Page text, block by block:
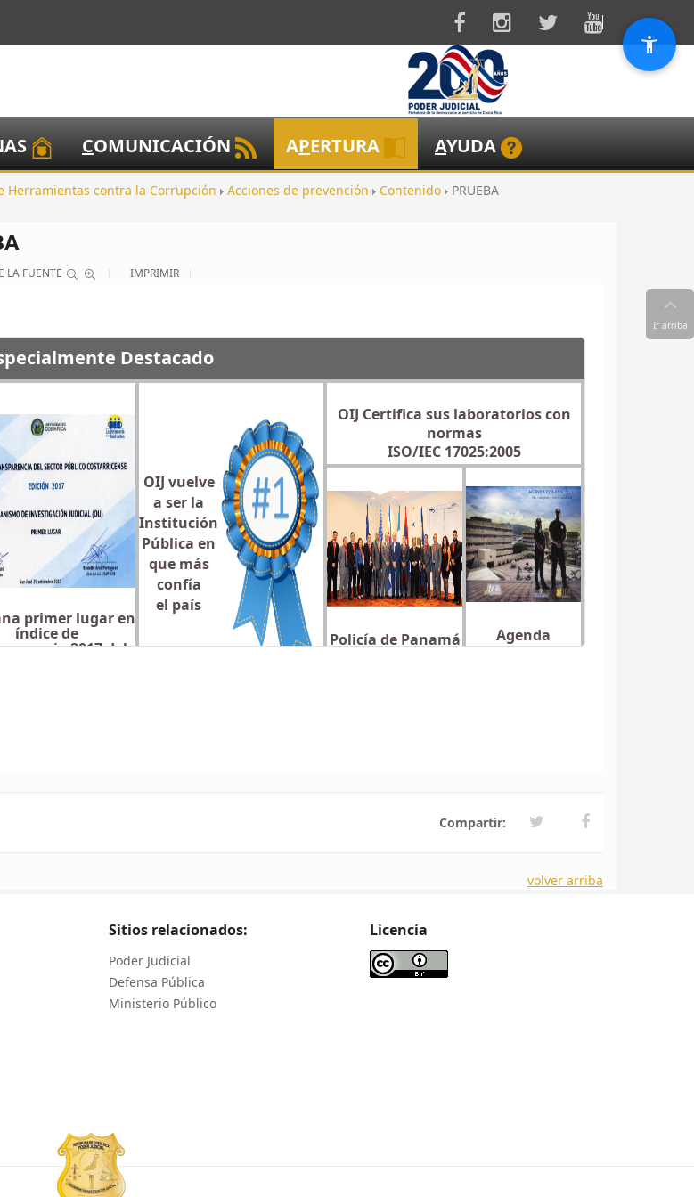
COMUNICACIÓN APERTURA AYUDA
Herramientas contra la Corrupción Acciones de prevención Contenido PRUEBA
LA FUENTE IMPRIMIR
Destacado
primer lugar en
índice de
2017 del
OIJ vuelve
a ser la
Institución
Pública en
que más
confía
el país
OIJ Certifica sus laboratorios con
normas
ISO/IEC 17025:2005
Policía de Panamá
Agenda
Compartir:
volver arriba
Sitios relacionados:
Poder Judicial
Defensa Pública
Ministerio Público
Licencia
Ir arriba